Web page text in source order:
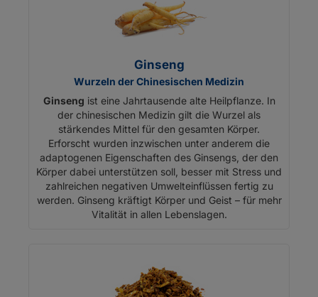
Ginseng
Wurzeln der Chinesischen Medizin
Ginseng ist eine Jahrtausende alte Heilpflanze. In
der chinesischen Medizin gilt die Wurzel als
stärkendes Mittel für den gesamten Körper.
Erforscht wurden inzwischen unter anderem die
adaptogenen Eigenschaften des Ginsengs, der den
Körper dabei unterstützen soll, besser mit Stress und
zahlreichen negativen Umwelteinflüssen fertig zu
werden. Ginseng kräftigt Körper und Geist – für mehr
Vitalität in allen Lebenslagen.